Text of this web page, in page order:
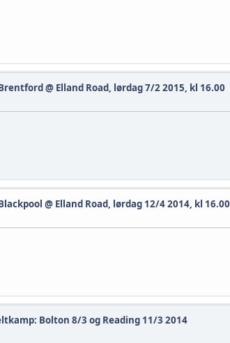
@ Elland Road, lørdag 7/2 2015, kl 16.00
@ Elland Road, lørdag 12/4 2014, kl 16.00
Bolton 8/3 og Reading 11/3 2014